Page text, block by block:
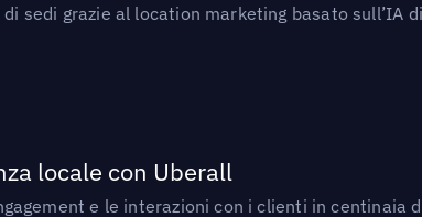
sedi grazie al location marketing basato sull’IA
locale con Uberall
e le interazioni con i clienti in centinaia